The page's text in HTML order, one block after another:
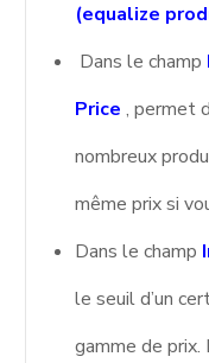
(equalize
Dans le champ
Price , permet
nombreux
même prix si
Dans le champ
le seuil d’un
gamme de